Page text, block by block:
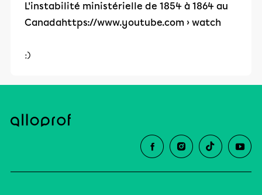
L'instabilité ministérielle de 1854 à 1864 au
Canadahttps://www.youtube.com › watch
:)